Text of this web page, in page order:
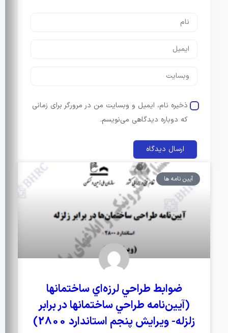
ذخیره نام، ایمیل و وبسایت من در مرورگر برای زمانی
که دوباره دیدگاهی می‌نویسم.
آیین نامه ها
ضوابط طراحي لرزه‌اي ساختمانها
(آيين‌نامه طراحي ساختمانها در برابر
زلزله- ويرايش پنجم استاندارد 2800)